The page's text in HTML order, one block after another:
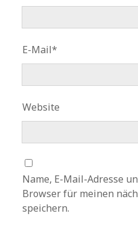
E-Mail*
Website
Name, E-Mail-Adresse
Browser für meinen
speichern.